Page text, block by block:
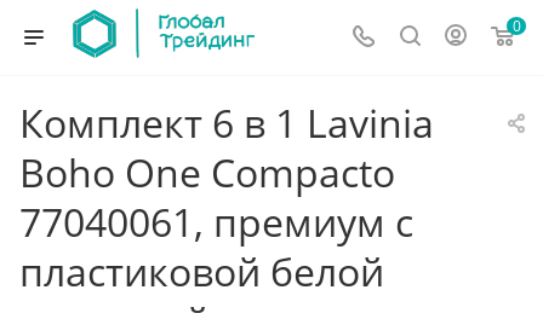
0
Комплект 6 в 1 Lavinia
Boho One Compacto
77040061, премиум с
пластиковой белой